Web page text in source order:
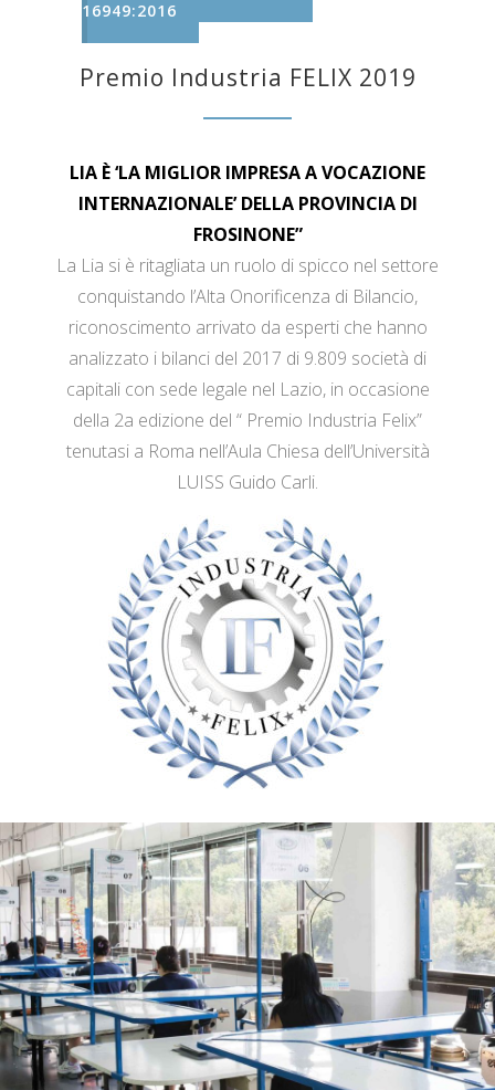
16949:2016
Premio Industria FELIX 2019
LIA È ‘LA MIGLIOR IMPRESA A VOCAZIONE
INTERNAZIONALE’ DELLA PROVINCIA DI
FROSINONE”
La Lia si è ritagliata un ruolo di spicco nel settore
conquistando l’Alta Onorificenza di Bilancio,
riconoscimento arrivato da esperti che hanno
analizzato i bilanci del 2017 di 9.809 società di
capitali con sede legale nel Lazio, in occasione
della 2a edizione del “ Premio Industria Felix”
tenutasi a Roma nell’Aula Chiesa dell’Università
LUISS Guido Carli.